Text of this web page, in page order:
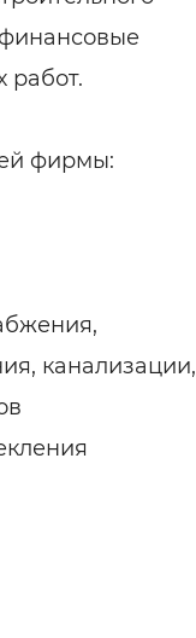
работ.
фирмы:
канализации,